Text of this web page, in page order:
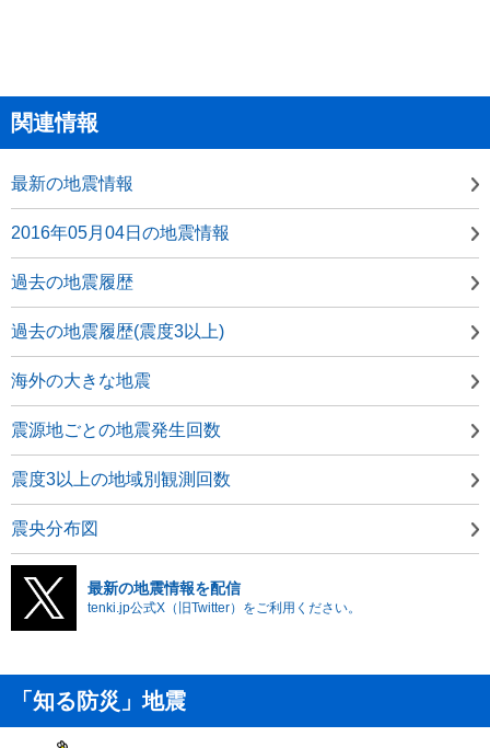
関連情報
最新の地震情報
2016年05月04日の地震情報
過去の地震履歴
過去の地震履歴(震度3以上)
海外の大きな地震
震源地ごとの地震発生回数
震度3以上の地域別観測回数
震央分布図
最新の地震情報を配信
tenki.jp公式X（旧Twitter）をご利用ください。
「知る防災」地震